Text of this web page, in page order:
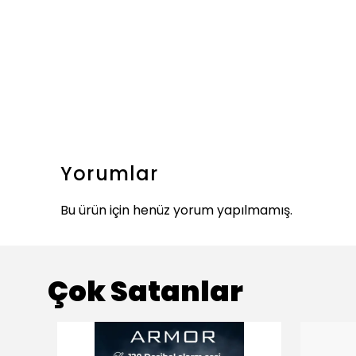
Yorumlar
Bu ürün için henüz yorum yapılmamış.
Çok Satanlar